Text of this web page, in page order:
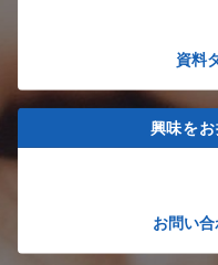
資料
興味を
お問い